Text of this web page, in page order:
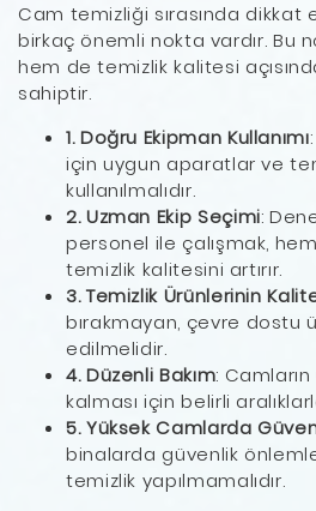
Cam temizliği sırasında dikkat
birkaç önemli nokta vardır. Bu
hem de temizlik kalitesi
sahiptir.
1. Doğru Ekipman Kullanımı
için uygun aparatlar ve
kullanılmalıdır.
2. Uzman Ekip Seçimi:
personel ile çalışmak,
temizlik kalitesini artırır.
3. Temizlik Ürünlerinin
bırakmayan, çevre dostu
edilmelidir.
4. Düzenli Bakım:
kalması için belirli
5. Yüksek Camlarda
binalarda güvenlik
temizlik yapılmamalıdır.